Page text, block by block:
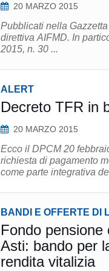
20 MARZO 2015
Pubblicati nella
direttiva AIFMD. In
2015, n. 30 ...
ALERT
Decreto TFR in
20 MARZO 2015
Ecco il DPCM 20
richiesta di pagamento
come parte integrativa
BANDI E OFFERTE DI
Fondo
Asti: bando per
rendita vitalizia